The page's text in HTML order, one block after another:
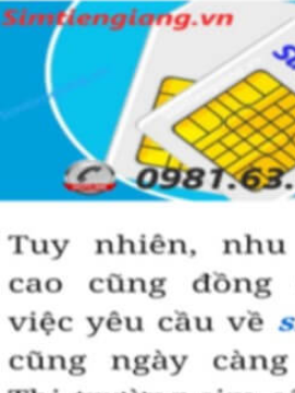
Sim Năm Sinh của Vinaphone khá
đầu số của nhà mạng này khá đẹp.
hữu một em sim nam sinh số đẹp
riêng cho mình đấy.
Sim Năm Sinh Vinaphone sẽ có
những năm sinh ở đuôi như:
0889.78.1979, 0949.4.2.2001,
0886.22.01.98,...
Tham khảo ngay:
Danh
VinaPhone Giảm Giá